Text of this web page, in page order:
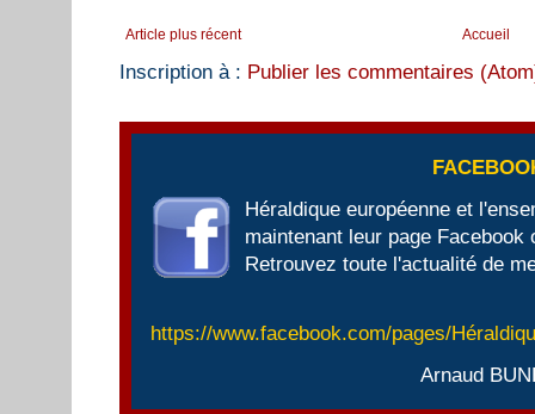
Article plus récent Accueil
Inscription à : Publier les commentaires
Héraldique européenne et
maintenant leur page Facebook
Retrouvez toute l'actualité de
https://www.facebook.com/pages/
Arnaud